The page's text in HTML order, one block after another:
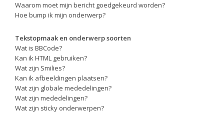
Waarom moet mijn bericht goedgekeurd worden?
Hoe bump ik mijn onderwerp?
Tekstopmaak en onderwerp soorten
Wat is BBCode?
Kan ik HTML gebruiken?
Wat zijn Smilies?
Kan ik afbeeldingen plaatsen?
Wat zijn globale mededelingen?
Wat zijn mededelingen?
Wat zijn sticky onderwerpen?